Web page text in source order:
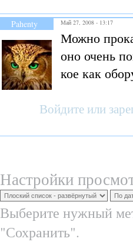
Pahenty Май 27, 2008 - 13:17
Можно
оно очень
кое как
Войдите или
Настройки
Выберите нужный
"Сохранить".